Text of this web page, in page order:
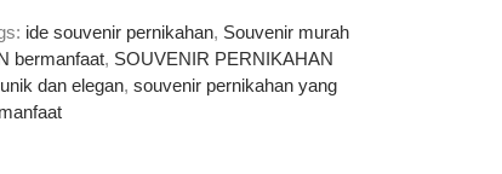
ide souvenir pernikahan, Souvenir murah
bermanfaat, SOUVENIR PERNIKAHAN
dan elegan, souvenir pernikahan yang